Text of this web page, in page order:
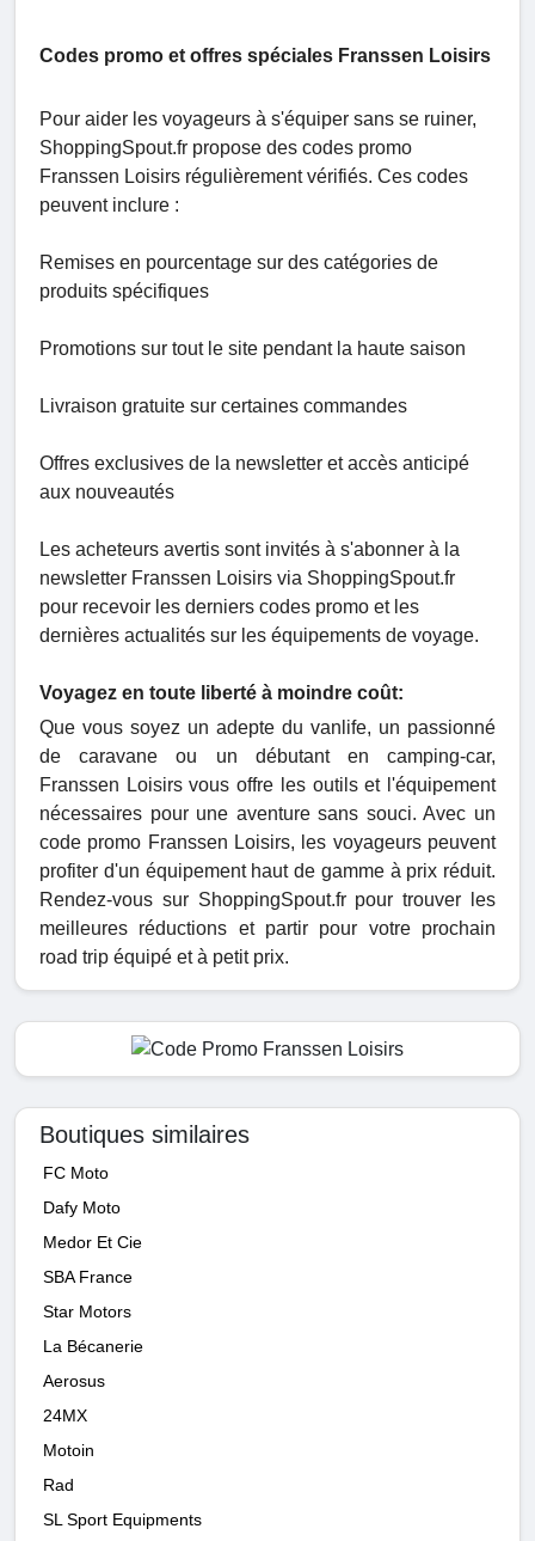
Codes promo et offres spéciales Franssen Loisirs
Pour aider les voyageurs à s'équiper sans se ruiner,
ShoppingSpout.fr propose des codes promo
Franssen Loisirs régulièrement vérifiés. Ces codes
peuvent inclure :
Remises en pourcentage sur des catégories de
produits spécifiques
Promotions sur tout le site pendant la haute saison
Livraison gratuite sur certaines commandes
Offres exclusives de la newsletter et accès anticipé
aux nouveautés
Les acheteurs avertis sont invités à s'abonner à la
newsletter Franssen Loisirs via ShoppingSpout.fr
pour recevoir les derniers codes promo et les
dernières actualités sur les équipements de voyage.
Voyagez en toute liberté à moindre coût:
Que vous soyez un adepte du vanlife, un passionné
de caravane ou un débutant en camping-car,
Franssen Loisirs vous offre les outils et l'équipement
nécessaires pour une aventure sans souci. Avec un
code promo Franssen Loisirs, les voyageurs peuvent
profiter d'un équipement haut de gamme à prix réduit.
Rendez-vous sur ShoppingSpout.fr pour trouver les
meilleures réductions et partir pour votre prochain
road trip équipé et à petit prix.
Boutiques similaires
FC Moto
Dafy Moto
Medor Et Cie
SBA France
Star Motors
La Bécanerie
Aerosus
24MX
Motoin
Rad
SL Sport Equipments